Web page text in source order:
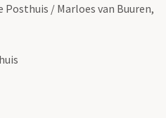
Posthuis / Marloes van Buuren,